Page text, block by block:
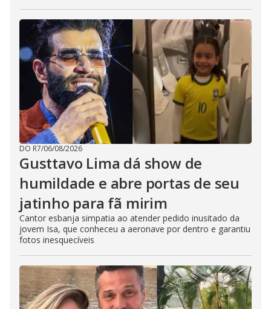
DO R7/06/08/2026
Gusttavo Lima dá show de
humildade e abre portas de seu
jatinho para fã mirim
Cantor esbanja simpatia ao atender pedido inusitado da
jovem Isa, que conheceu a aeronave por dentro e garantiu
fotos inesquecíveis